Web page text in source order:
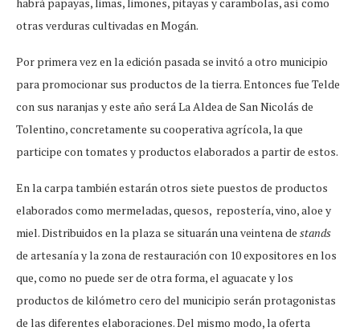
otras verduras cultivadas en Mogán.
Por primera vez en la edición pasada se invitó a otro municipio
para promocionar sus productos de la tierra. Entonces fue Telde
con sus naranjas y este año será La Aldea de San Nicolás de
Tolentino, concretamente su cooperativa agrícola, la que
participe con tomates y productos elaborados a partir de estos.
En la carpa también estarán otros siete puestos de productos
elaborados como mermeladas, quesos, repostería, vino, aloe y
miel. Distribuidos en la plaza se situarán una veintena de stands
de artesanía y la zona de restauración con 10 expositores en los
que, como no puede ser de otra forma, el aguacate y los
productos de kilómetro cero del municipio serán protagonistas
de las diferentes elaboraciones. Del mismo modo, la oferta